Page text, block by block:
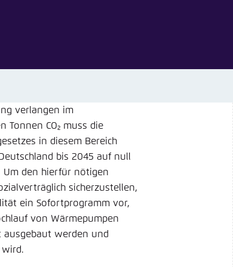
verlangen im
Tonnen CO₂ muss die
in diesem Bereich
bis 2045 auf null
Um den hierfür nötigen
sicherzustellen,
ein Sofort­programm vor,
von Wärme­pumpen
werden und
wird.